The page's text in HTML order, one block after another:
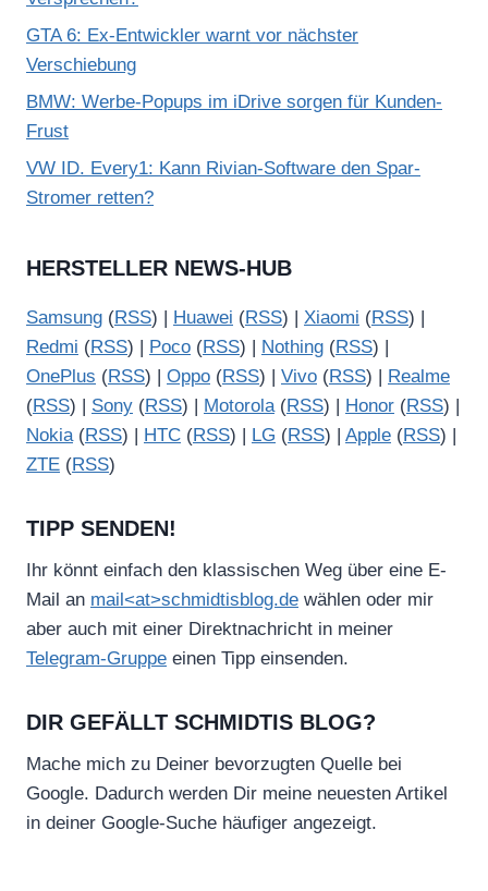
GTA 6: Ex-Entwickler warnt vor nächster
Verschiebung
BMW: Werbe-Popups im iDrive sorgen für Kunden-
Frust
VW ID. Every1: Kann Rivian-Software den Spar-
Stromer retten?
HERSTELLER NEWS-HUB
Samsung (RSS) | Huawei (RSS) | Xiaomi (RSS) |
Redmi (RSS) | Poco (RSS) | Nothing (RSS) |
OnePlus (RSS) | Oppo (RSS) | Vivo (RSS) |
Realme
(RSS) | Sony (RSS) | Motorola(RSS) | Honor (RSS) |
Nokia(RSS) | HTC (RSS) | LG (RSS) | Apple (RSS) |
ZTE (RSS)
TIPP SENDEN!
Ihr könnt einfach den klassischen Weg über eine E-
Mail an mail<at>schmidtisblog.de wählen oder mir
aber auch mit einer Direktnachricht in meiner
Telegram-Gruppe einen Tipp einsenden.
DIR GEFÄLLT SCHMIDTIS BLOG?
Mache mich zu Deiner bevorzugten Quelle bei
Google. Dadurch werden Dir meine neuesten Artikel
in deiner Google-Suche häufiger angezeigt.